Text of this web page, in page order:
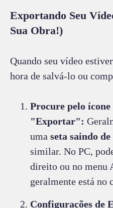
Exportando Seu
Sua Obra!)
Quando seu vídeo
hora de salvá-lo ou
Procure pelo
"Exportar":
uma seta saindo
similar. No PC,
direito ou no menu
geralmente está no
Configurações de